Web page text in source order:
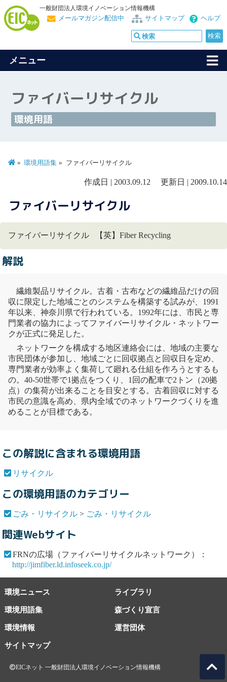
一般財団法人環境イノベーション情報機構
ヘルプ
サイトマップ
メールマガジン配信中
メニュー
ファイバーリサイクル
環境用語
環境用語集 ファイバーリサイクル
作成日 | 2003.09.12 更新日 | 2009.10.14
ファイバーリサイクル
ファイバーリサイクル 【英】Fiber Recycling
解説
繊維製品 リサイクル。古着・古布などの繊維品だけの回
収に限定した地域ごとのシステムを構築する試みが、1991
年以来、神奈川県で行われている。1992年には、市民と専
門業者の協力によってファイバー リサイクル ・ネットワー
クが正式に発足した。
ネットワークを構成する地区連絡会には、地域の主要な
市民団体が参加し、地域ごとに回収拠点と回収日を定め、
専門業者が効率よく集荷して廻れる仕組を作ろうとするも
の。40-50世帯で1拠点をつくり、1回の配車で2トン（20拠
点）の集荷が出来ることを目安とする。古着回収に対する
市民の意識を高め、県内全域でのネットワークづくりを進
めることが目標である。
この解説に含まれる環境用語
リサイクル
この環境用語のカテゴリー
ごみ・リサイクル > ごみ・リサイクル
関連Webサイト
FRNの広場（ファイバーリサイクルネットワーク）：
http://jimfiber.ld.infoseek.co.jp/
環境ニュース ライブラリ
環境用語集 森づくり宣言
環境情報
サイトマップ
運営団体
EICネット 一般財団法人環境イノベーション情報機構